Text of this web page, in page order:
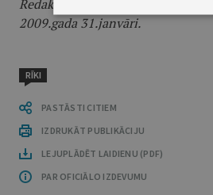
Redakcijas piebilde:
2009.gada 31.janvāri.
RĪKI
PASTĀSTI CITIEM
IZDRUKĀT PUBLIKĀCIJU
LEJUPLĀDĒT LAIDIENU (PDF)
PAR OFICIĀLO IZDEVUMU